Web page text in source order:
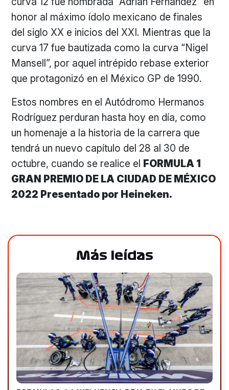
honor al máximo ídolo mexicano de finales
del siglo XX e inicios del XXI. Mientras que la
curva 17 fue bautizada como la curva “Nigel
Mansell”, por aquel intrépido rebase exterior
que protagonizó en el México GP de 1990.
Estos nombres en el Autódromo Hermanos
Rodríguez perduran hasta hoy en día, como
un homenaje a la historia de la carrera que
tendrá un nuevo capítulo del 28 al 30 de
octubre, cuando se realice el FORMULA 1
GRAN PREMIO DE LA CIUDAD DE MÉXICO
2022 Presentado por Heineken.
Más leídas